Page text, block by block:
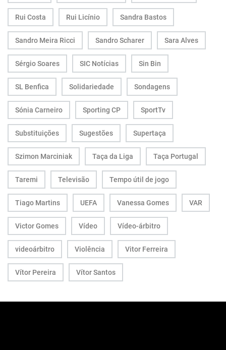
Rui Costa Rui Licínio Sandra Bastos
Sandro Meira Ricci Sandro Scharer Sara Alves
Sérgio Soares SIC Notícias Sin Bin
SL Benfica Solidariedade Sondagens
Sónia Carneiro Sporting CP SportTv
Substituições Sugestões Supertaça
Szimon Marciniak Taça da Liga Taça Portugal
Taremi Televisão Tempo útil de jogo
Tiago Martins UEFA Vanessa Gomes VAR
Victor Gomes Vídeo Vídeo-árbitro
videoárbitro Violência Vitor Ferreira
Vítor Pereira Vítor Santos